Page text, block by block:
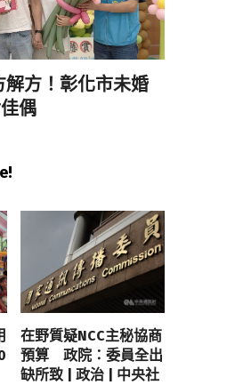
方！彰化市未婚
偶
在野質疑NCC主秘協商
預算 政院：委員全出
缺所致 | 政治 | 中央社